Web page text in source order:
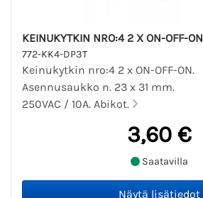
KEINUKYTKIN NRO:4 2 X ON-OFF-ON
772-KK4-DP3T
Keinukytkin nro:4 2 x ON-OFF-ON.
Asennusaukko n. 23 x 31 mm.
250VAC / 10A. Abikot.
3,60 €
Saatavilla